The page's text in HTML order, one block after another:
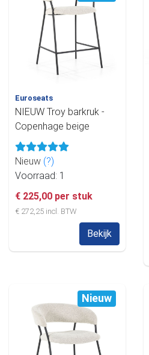
Euroseats
NIEUW Troy barkruk -
Copenhage beige
Nieuw (?)
Voorraad: 1
€ 225,00 per stuk
€ 272,25 incl. BTW
Bekijk
Nieuw